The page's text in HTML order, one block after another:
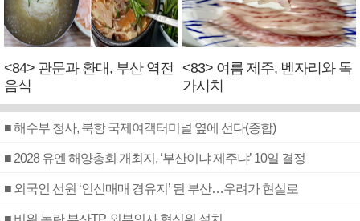
<84> 관문과 환대, 부산 역전
음식
<83> 여름 제주, 벤자리와 독
가시치
■ 해수부 청사, 북항 국제여객터미널 옆에 선다(종합)
■ 2028 유엔 해양총회 개최지, ‘부산이냐 제주냐’ 10일 결정
■ 외국인 선원 ‘인신매매 경유지’ 된 부산…우려가 현실로